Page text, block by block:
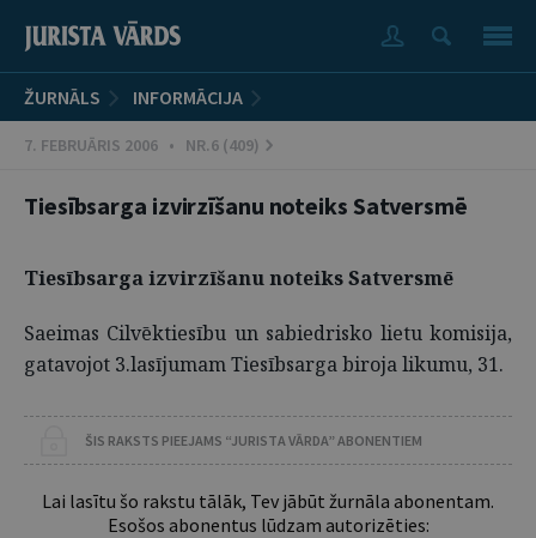
ŽURNĀLS INFORMĀCIJA
7. FEBRUĀRIS 2006 • NR.6 (409)
Tiesībsarga izvirzīšanu noteiks Satversmē
Tiesībsarga izvirzīšanu noteiks Satversmē
Saeimas Cilvēktiesību un sabiedrisko lietu komisija,
gatavojot 3.lasījumam Tiesībsarga biroja likumu, 31.
ŠIS RAKSTS PIEEJAMS “JURISTA VĀRDA” ABONENTIEM
Lai lasītu šo rakstu tālāk, Tev jābūt žurnāla abonentam.
Esošos abonentus lūdzam autorizēties: